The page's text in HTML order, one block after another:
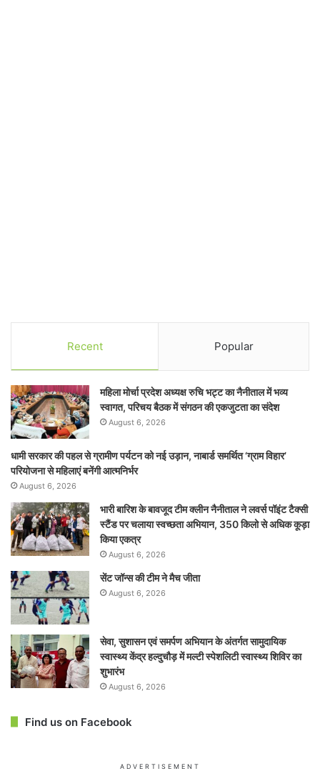
Recent Popular
महिला मोर्चा प्रदेश अध्यक्ष रुचि भट्ट का नैनीताल में भव्य
स्वागत, परिचय बैठक में संगठन की एकजुटता का संदेश
August 6, 2026
धामी सरकार की पहल से ग्रामीण पर्यटन को नई उड़ान, नाबार्ड समर्थित ‘ग्राम विहार’
परियोजना से महिलाएं बनेंगी आत्मनिर्भर
August 6, 2026
भारी बारिश के बावजूद टीम क्लीन नैनीताल ने लवर्स पॉइंट टैक्सी
स्टैंड पर चलाया स्वच्छता अभियान, 350 किलो से अधिक कूड़ा
किया एकत्र
August 6, 2026
सेंट जॉन्स की टीम ने मैच जीता
August 6, 2026
सेवा, सुशासन एवं समर्पण अभियान के अंतर्गत सामुदायिक
स्वास्थ्य केंद्र हल्दुचौड़ में मल्टी स्पेशलिटी स्वास्थ्य शिविर का
शुभारंभ
August 6, 2026
Find us on Facebook
ADVERTISEMENT